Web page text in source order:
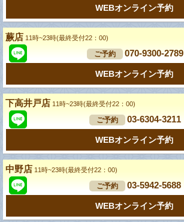
WEBオンライン予約
蕨店 11時~23時(最終受付22：00)
ご予約 070-9300-2789
WEBオンライン予約
下高井戸店 11時~23時(最終受付22：00)
ご予約 03-6304-3211
WEBオンライン予約
中野店 11時~23時(最終受付22：00)
ご予約 03-5942-5688
WEBオンライン予約